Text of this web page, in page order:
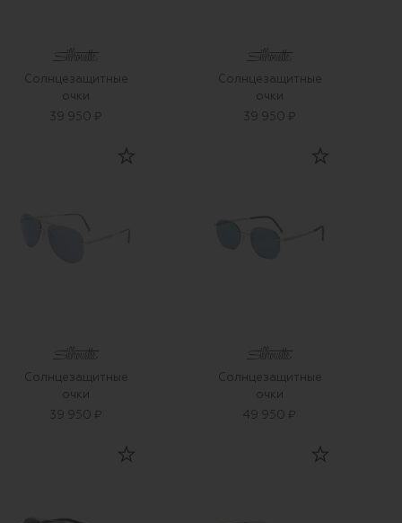
Солнцезащитные
очки
39 950 ₽
Солнцезащитные
очки
39 950 ₽
Солнцезащитные
очки
39 950 ₽
Солнцезащитные
очки
49 950 ₽